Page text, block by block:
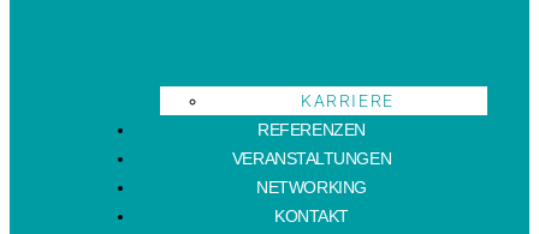
KARRIERE
REFERENZEN
VERANSTALTUNGEN
NETWORKING
KONTAKT